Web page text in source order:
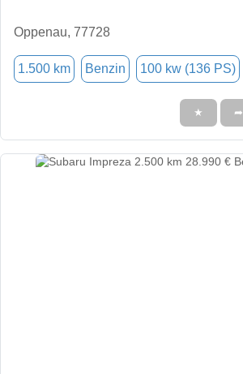
Oppenau, 77728
1.500 km Benzin 100 kw (136 PS)
★ ➦